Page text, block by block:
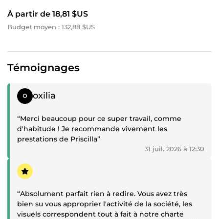
À partir de 18,81 $US
Budget moyen : 132,88 $US
Témoignages
Témoignage positif
oxilia
“Merci beaucoup pour ce super travail, comme
d'habitude ! Je recommande vivement les
prestations de Priscilla”
31 juil. 2026 à 12:30
Témoignage positif
“Absolument parfait rien à redire. Vous avez très
bien su vous approprier l'activité de la société, les
visuels correspondent tout à fait à notre charte